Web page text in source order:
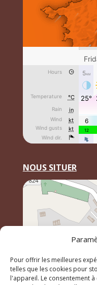
Pour offrir les meilleures
telles que les cookies pour
l'appareil. Le consentement
NOUS SITUER